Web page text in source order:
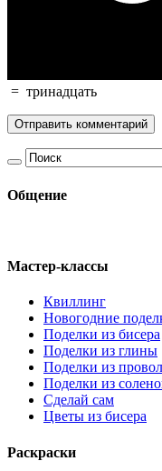
= тринадцать
Общение
Мастер-классы
Квиллинг
Новогодние
Поделки из бисера
Поделки из глины
Поделки из
Поделки из
Сделай сам
Цветы из бисера
Раскраски